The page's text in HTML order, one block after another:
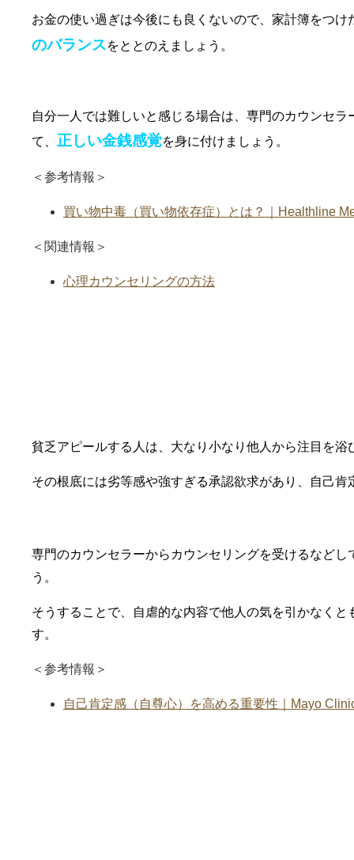
お金の使い過ぎは今後にも良くないので、家計簿をつ
のバランスをととのえましょう。
自分一人では難しいと感じる場合は、専門のカウンセ
て、 正しい金銭感覚を身に付けましょう。
＜参考情報＞
買い物中毒（買い物依存症）とは？｜Healthline
＜関連情報＞
心理カウンセリングの方法
貧乏アピールする人は、大なり小なり他人から注目を
その根底には劣等感や強すぎる承認欲求があり、自己
専門のカウンセラーからカウンセリングを受けるなどし
う。
そうすることで、自虐的な内容で他人の気を引かなく
す。
＜参考情報＞
自己肯定感（自尊心）を高める重要性｜Mayo